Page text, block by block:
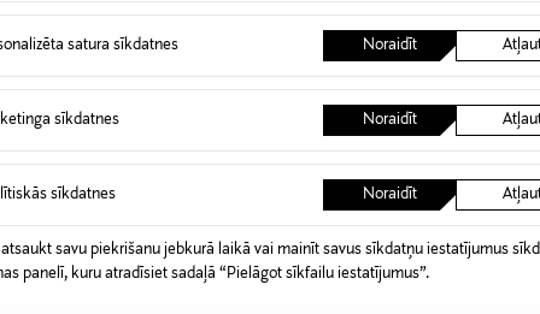
satura sīkdatnes Noraidīt
sīkdatnes Noraidīt
sīkdatnes Noraidīt
atsaukt savu piekrišanu jebkurā laikā vai mainīt savus sīkdatņu iestatījumus
panelī, kuru atradīsiet sadaļā “Pielāgot sīkfailu iestatījumus”.
PricePrice
€
Discounted Price
131,40 € Original Price
225,00 €